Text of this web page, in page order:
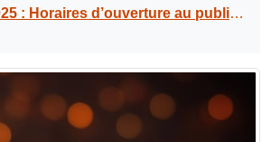
au public du cimetière du Gosier, les 1er et 2 novembre